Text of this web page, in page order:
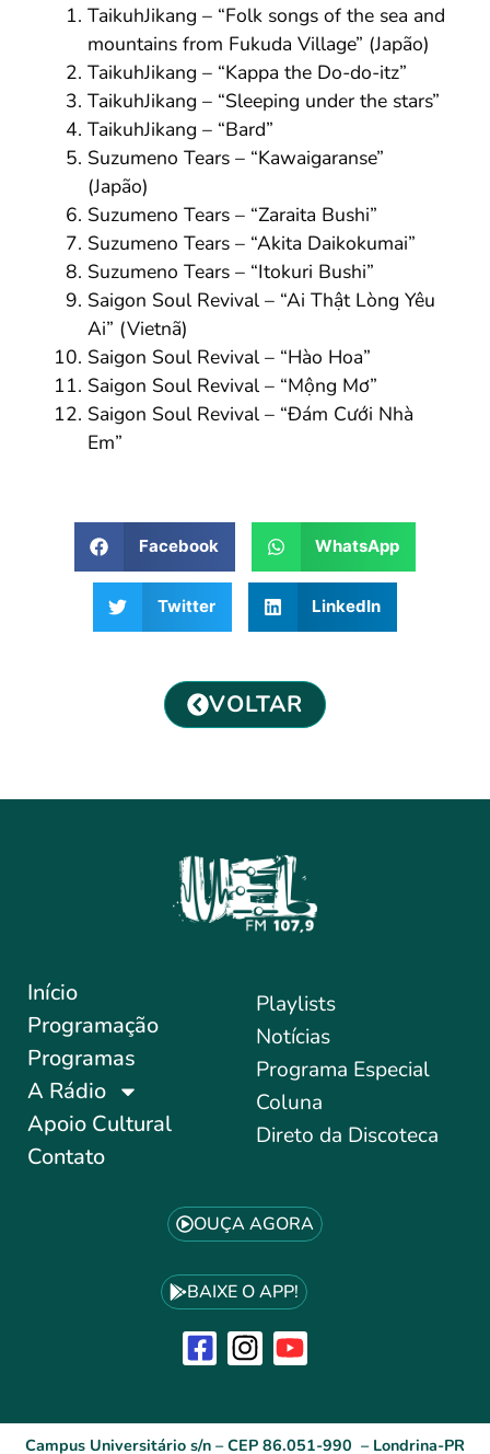
TaikuhJikang – “Folk songs of the sea and
mountains from Fukuda Village” (Japão)
TaikuhJikang – “Kappa the Do-do-itz”
TaikuhJikang – “Sleeping under the stars”
TaikuhJikang – “Bard”
Suzumeno Tears – “Kawaigaranse”
(Japão)
Suzumeno Tears – “Zaraita Bushi”
Suzumeno Tears – “Akita Daikokumai”
Suzumeno Tears – “Itokuri Bushi”
Saigon Soul Revival – “Ai Thật Lòng Yêu
Ai” (Vietnã)
Saigon Soul Revival – “Hào Hoa”
Saigon Soul Revival – “Mộng Mơ”
Saigon Soul Revival – “Đám Cưới Nhà
Em”
Facebook WhatsApp
Twitter LinkedIn
VOLTAR
Início
Programação
Programas
A Rádio
Apoio Cultural
Contato
Playlists
Notícias
Programa Especial
Coluna
Direto da Discoteca
OUÇA AGORA
BAIXE O APP!
Campus Universitário s/n – CEP 86.051-990 – Londrina-PR